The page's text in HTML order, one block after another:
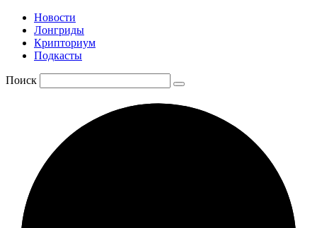
Новости
Лонгриды
Крипториум
Подкасты
Поиск